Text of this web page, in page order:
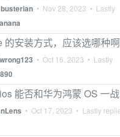
busterian • Nov 28, 2023 • Lastly
的安装方式，应该选哪种啊
• Oct 16, 2023 • Lastly
能否和华为鸿蒙 OS 一战
• Oct 17, 2023 • Lastly